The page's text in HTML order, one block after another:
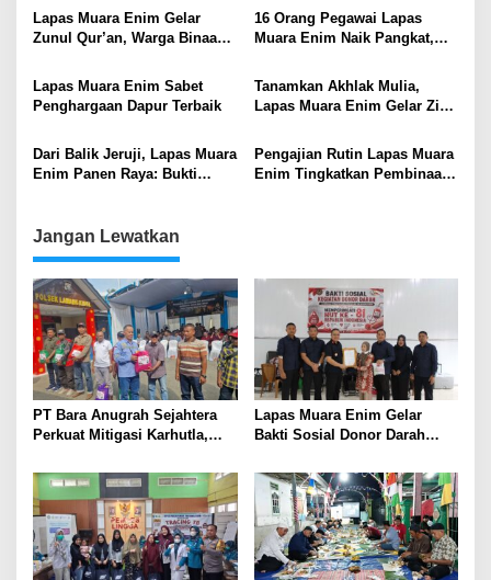
Menjelang Idul Fitri
Lapas Muara Enim Gelar
Zunul Qur’an, Warga Binaan
Qur’an
16 Orang Pegawai Lapas
Muara Enim Naik Pangkat,
Momentum Perkuat Integritas
dan Profesionalisme
Lapas Muara Enim Sabet
Penghargaan Dapur Terbaik
Tanamkan Akhlak Mulia,
Lapas Muara Enim Gelar Zikir
Walidain bagi Warga Binaan
Dari Balik Jeruji, Lapas Muara
Enim Panen Raya: Bukti
Pangan
Pengajian Rutin Lapas Muara
Enim Tingkatkan Pembinaan
Jangan Lewatkan
PT Bara Anugrah Sejahtera
Perkuat Mitigasi Karhutla,
Lawang Kidul Edukasi Warga
Lapas Muara Enim Gelar
Bakti Sosial Donor Darah
HUT ke-81 Republik Indonesia